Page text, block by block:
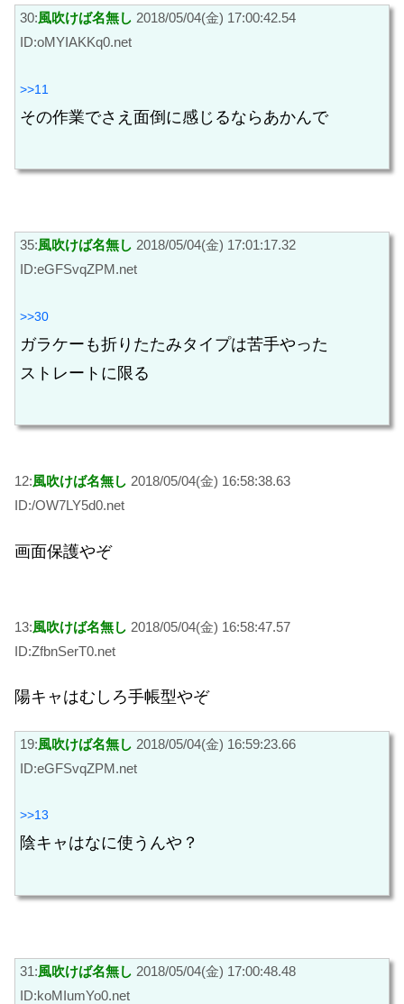
30:風吹けば名無し 2018/05/04(金) 17:00:42.54
ID:oMYIAKKq0.net
>>11
その作業でさえ面倒に感じるならあかんで
35:風吹けば名無し 2018/05/04(金) 17:01:17.32
ID:eGFSvqZPM.net
>>30
ガラケーも折りたたみタイプは苦手やった
ストレートに限る
12:風吹けば名無し 2018/05/04(金) 16:58:38.63
ID:/OW7LY5d0.net
画面保護やぞ
13:風吹けば名無し 2018/05/04(金) 16:58:47.57
ID:ZfbnSerT0.net
陽キャはむしろ手帳型やぞ
19:風吹けば名無し 2018/05/04(金) 16:59:23.66
ID:eGFSvqZPM.net
>>13
陰キャはなに使うんや？
31:風吹けば名無し 2018/05/04(金) 17:00:48.48
ID:koMIumYo0.net